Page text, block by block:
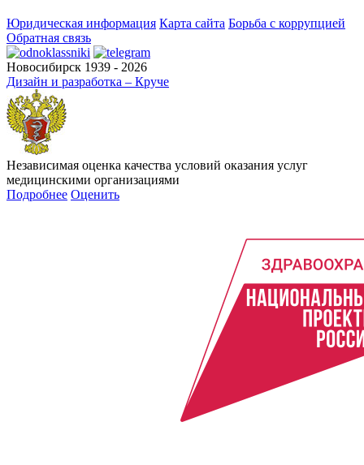
Юридическая информация Карта сайта Борьба с коррупцией
Обратная связь
Новосибирск 1939 - 2026
Дизайн и разработка – Круче
Независимая оценка качества условий оказания услуг
медицинскими организациями
Подробнее Оценить